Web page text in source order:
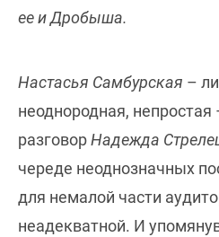
ее и Дробыша.
Настасья Самбурская –
неоднородная, непростая
разговорНадежда
череде неоднозначных
для немалой части
неадекватной. И